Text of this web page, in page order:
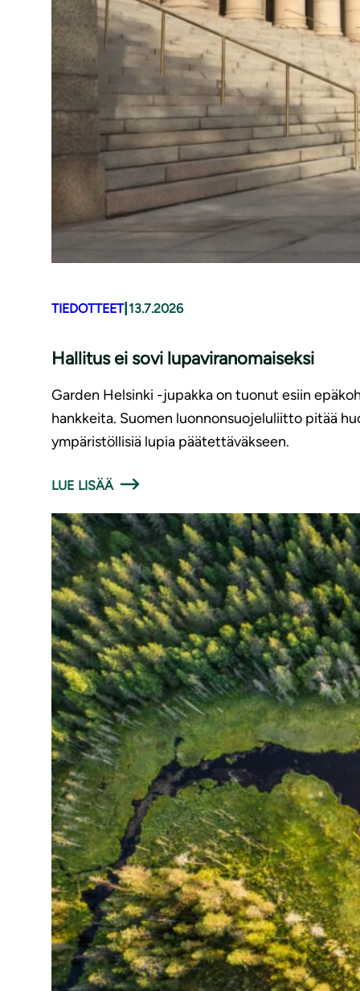
TIEDOTTEET| 13.7.2026
Hallitus ei sovi lupaviranomaiseksi
Garden Helsinki -jupakka on tuonut esiin
hankkeita. Suomen luonnonsuojeluliitto pitää
ympäristöllisiä lupia päätettäväkseen.
LUE LISÄÄ